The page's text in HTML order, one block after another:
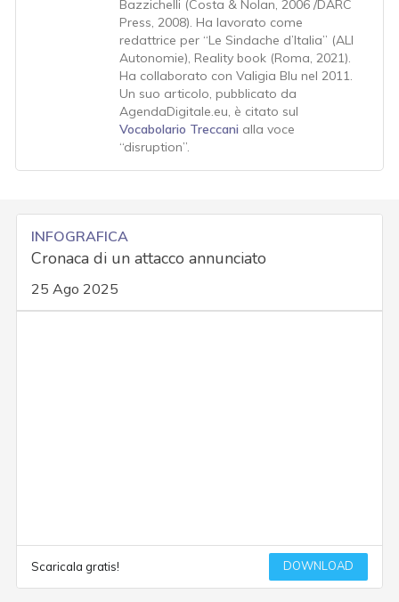
Bazzichelli (Costa & Nolan, 2006 /DARC
Press, 2008). Ha lavorato come
redattrice per “Le Sindache d’Italia” (ALI
Autonomie), Reality book (Roma, 2021).
Ha collaborato con Valigia Blu nel 2011.
Un suo articolo, pubblicato da
AgendaDigitale.eu, è citato sul
Vocabolario Treccani alla voce
“disruption”.
INFOGRAFICA
Cronaca di un attacco annunciato
25 Ago 2025
Scaricala gratis! DOWNLOAD